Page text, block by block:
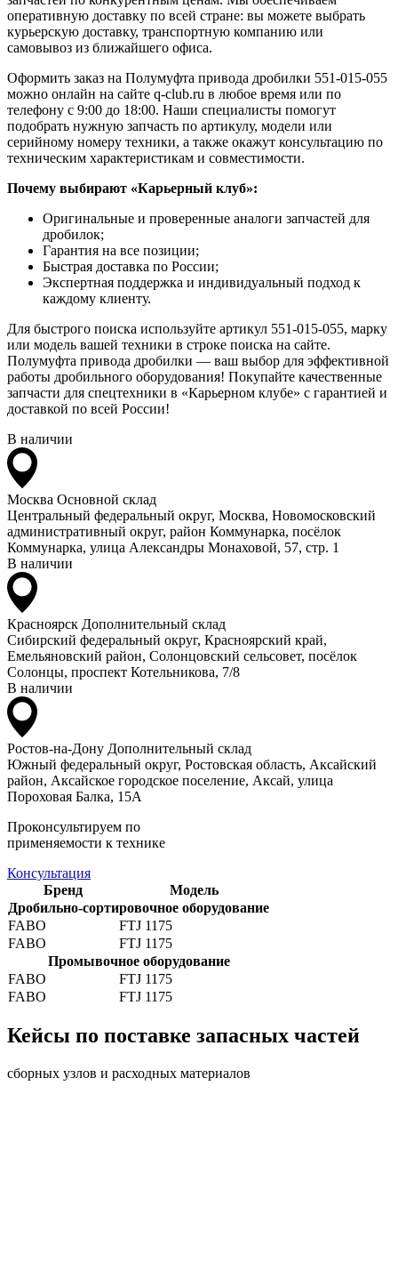
оперативную доставку по всей стране: вы можете выбрать
курьерскую доставку, транспортную компанию или
самовывоз из ближайшего офиса.
Оформить заказ на Полумуфта привода дробилки 551-015-055
можно онлайн на сайте q-club.ru в любое время или по
телефону с 9:00 до 18:00. Наши специалисты помогут
подобрать нужную запчасть по артикулу, модели или
серийному номеру техники, а также окажут консультацию по
техническим характеристикам и совместимости.
Почему выбирают «Карьерный клуб»:
Оригинальные и проверенные аналоги запчастей для
дробилок;
Гарантия на все позиции;
Быстрая доставка по России;
Экспертная поддержка и индивидуальный подход к
каждому клиенту.
Для быстрого поиска используйте артикул 551-015-055, марку
или модель вашей техники в строке поиска на сайте.
Полумуфта привода дробилки — ваш выбор для эффективной
работы дробильного оборудования! Покупайте качественные
запчасти для спецтехники в «Карьерном клубе» с гарантией и
доставкой по всей России!
В наличии
Москва Основной склад
Центральный федеральный округ, Москва, Новомосковский
административный округ, район Коммунарка, посёлок
Коммунарка, улица Александры Монаховой, 57, стр. 1
В наличии
Красноярск Дополнительный склад
Сибирский федеральный округ, Красноярский край,
Емельяновский район, Солонцовский сельсовет, посёлок
Солонцы, проспект Котельникова, 7/8
В наличии
Ростов-на-Дону Дополнительный склад
Южный федеральный округ, Ростовская область, Аксайский
район, Аксайское городское поселение, Аксай, улица
Пороховая Балка, 15А
Проконсультируем по
применяемости к технике
Консультация
Бренд
Модель
Дробильно-сортировочное оборудование
FABO
FTJ 1175
FABO
FTJ 1175
Промывочное оборудование
FABO
FTJ 1175
FABO
FTJ 1175
Кейсы по поставке запасных частей
сборных узлов и расходных материалов